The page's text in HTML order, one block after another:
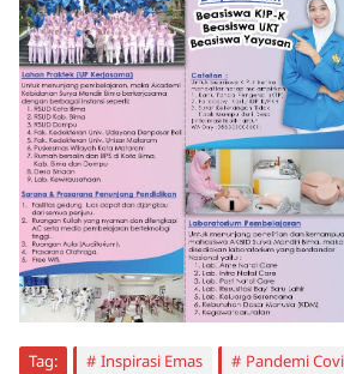
Tag: Inspirasi Emas Pandemi